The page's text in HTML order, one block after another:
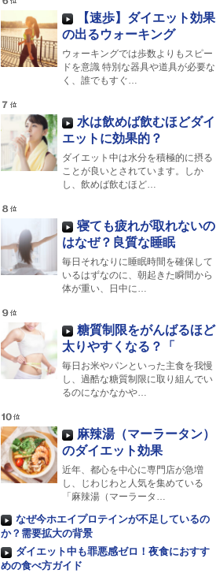
【速歩】ダイエット効果
の出るウォーキング
ウォーキングでは歩数よりもスピー
ドを意識 特別な器具や道具が必要な
く、誰でもすぐ…
水は飲めば飲むほどダイ
エットに効果的？
ダイエット中は水分を積極的に摂る
ことが良いとされています。しか
し、飲めば飲むほど…
寝ても疲れが取れないの
はなぜ？良質な睡眠
毎日それなりに睡眠時間を確保して
いるはずなのに、朝起きた瞬間から
体が重い、日中に…
糖質制限をがんばるほど
太りやすくなる？「
毎日お米やパンといった主食を我慢
し、過酷な糖質制限に取り組んでい
るのになかなかや…
麻辣湯（マーラータン）
のダイエット効果
近年、都心を中心に専門店が急増
し、じわじわと人気を集めている
「麻辣湯（マーラータ…
なぜ今ホエイプロテインが不足しているの
か？需要拡大の背景
ダイエット中も罪悪感ゼロ！夜食におすす
めの食べ方ガイド